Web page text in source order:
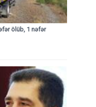
ölüb, 1 nəfər